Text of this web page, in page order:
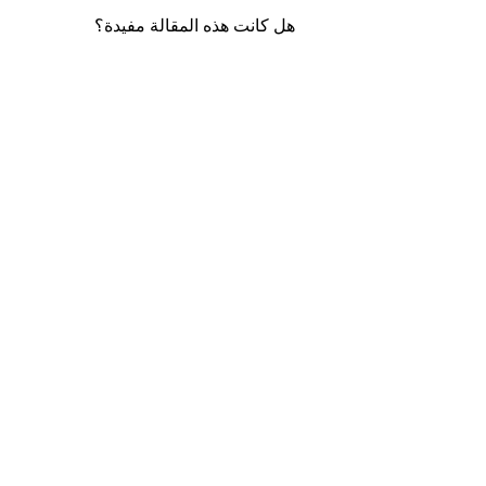
هل كانت هذه المقالة مفيدة؟